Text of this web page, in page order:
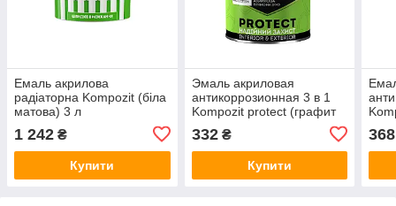
Емаль акрилова
радіаторна Kompozit (біла
матова) 3 л
1 242 ₴
Купити
Эмаль акриловая
антикоррозионная 3 в 1
Kompozit protect (графит
332₴
Купити
368